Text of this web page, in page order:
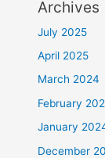
Archives
July 2025
April 2025
March 2024
February
January
December